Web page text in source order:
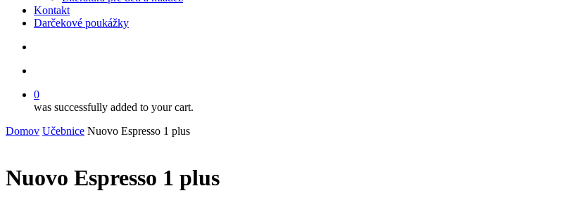
Kontakt
Darčekové poukážky
0
was successfully added to your cart.
Domov Učebnice Nuovo Espresso 1 plus
Nuovo Espresso 1 plus